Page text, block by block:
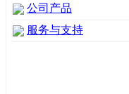
公司产品
服务与支持